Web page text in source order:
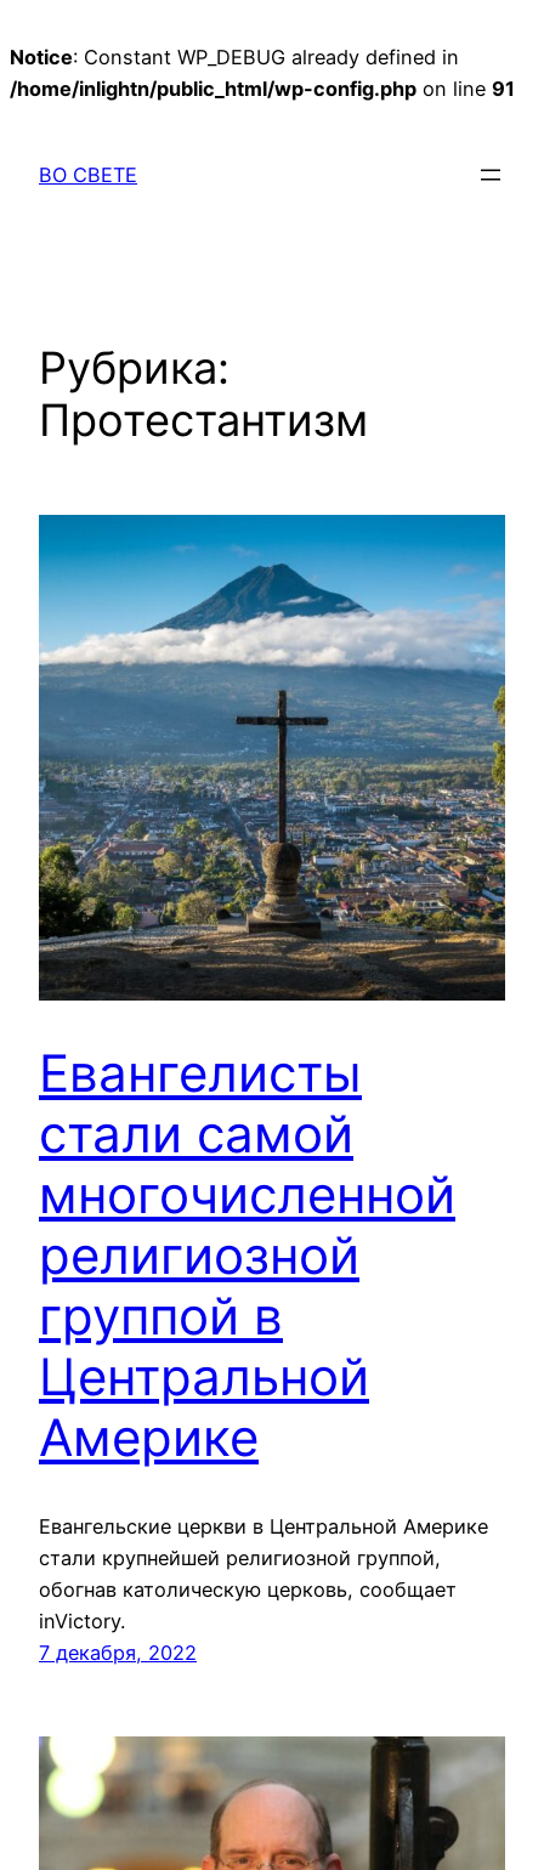
Notice: Constant WP_DEBUG already defined in
/home/inlightn/public_html/wp-config.php on line 91
содержимому
ВО СВЕТЕ
Рубрика:
Протестантизм
Евангелисты
стали самой
многочисленной
религиозной
группой в
Центральной
Америке
Евангельские церкви в Центральной Америке
стали крупнейшей религиозной группой,
обогнав католическую церковь, сообщает
inVictory.
7 декабря, 2022